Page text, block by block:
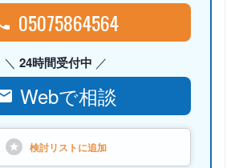
05075864564
24時間受付中
Webで相談
検討リストに追加